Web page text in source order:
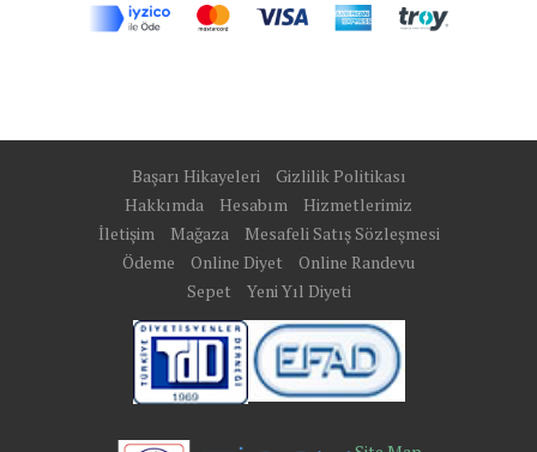
Başarı Hikayeleri
Gizlilik Politikası
Hakkımda
Hesabım
Hizmetlerimiz
İletişim
Mağaza
Mesafeli Satış Sözleşmesi
Ödeme
Online Diyet
Online Randevu
Sepet
Yeni Yıl Diyeti